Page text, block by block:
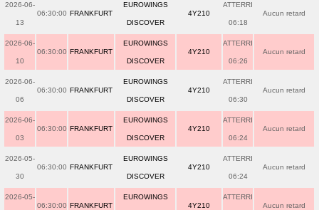
2026-06-
13
06:30:00 FRANKFURT
EUROWINGS
DISCOVER
4Y210
ATTERRI
06:18
Aucun retard
2026-06-
10
06:30:00 FRANKFURT
EUROWINGS
DISCOVER
4Y210
ATTERRI
06:26
Aucun retard
2026-06-
06
06:30:00 FRANKFURT
EUROWINGS
DISCOVER
4Y210
ATTERRI
06:30
Aucun retard
2026-06-
03
06:30:00 FRANKFURT
EUROWINGS
DISCOVER
4Y210
ATTERRI
06:24
Aucun retard
2026-05-
30
06:30:00 FRANKFURT
EUROWINGS
DISCOVER
4Y210
ATTERRI
06:24
Aucun retard
2026-05-
06:30:00 FRANKFURT
EUROWINGS
4Y210
ATTERRI
Aucun retard